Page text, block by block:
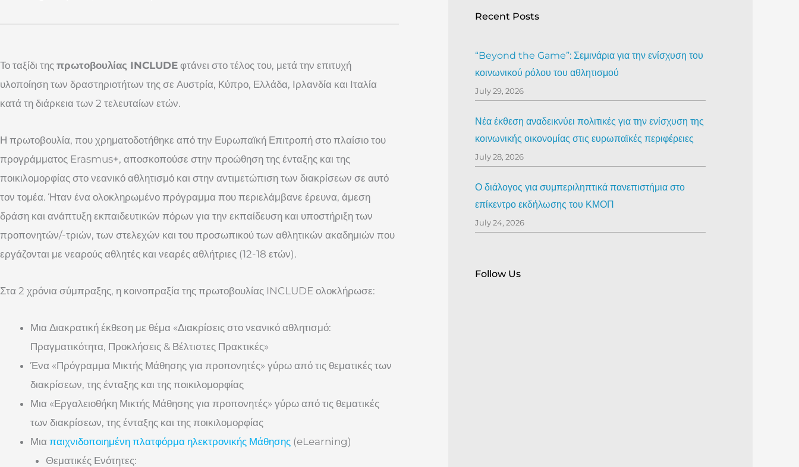
Το ταξίδι της πρωτοβουλίας INCLUDE φτάνει στο τέλος του, μετά την επιτυχή
υλοποίηση των δραστηριοτήτων της σε Αυστρία, Κύπρο, Ελλάδα, Ιρλανδία και Ιταλία
κατά τη διάρκεια των 2 τελευταίων ετών.
Η πρωτοβουλία, που χρηματοδοτήθηκε από την Ευρωπαϊκή Επιτροπή στο πλαίσιο του
προγράμματος Erasmus+, αποσκοπούσε στην προώθηση της ένταξης και της
ποικιλομορφίας στο νεανικό αθλητισμό και στην αντιμετώπιση των διακρίσεων σε αυτό
τον τομέα. Ήταν ένα ολοκληρωμένο πρόγραμμα που περιελάμβανε έρευνα, άμεση
δράση και ανάπτυξη εκπαιδευτικών πόρων για την εκπαίδευση και υποστήριξη των
προπονητών/-τριών, των στελεχών και του προσωπικού των αθλητικών ακαδημιών που
εργάζονται με νεαρούς αθλητές και νεαρές αθλήτριες (12-18 ετών).
Στα 2 χρόνια σύμπραξης, η κοινοπραξία της πρωτοβουλίας INCLUDE ολοκλήρωσε:
Μια Διακρατική έκθεση με θέμα «Διακρίσεις στο νεανικό αθλητισμό:
Πραγματικότητα, Προκλήσεις & Βέλτιστες Πρακτικές»
Ένα «Πρόγραμμα Μικτής Μάθησης για προπονητές» γύρω από τις θεματικές των
διακρίσεων, της ένταξης και της ποικιλομορφίας
Μια «Εργαλειοθήκη Μικτής Μάθησης για προπονητές» γύρω από τις θεματικές
των διακρίσεων, της ένταξης και της ποικιλομορφίας
Μια παιχνιδοποιημένη πλατφόρμα ηλεκτρονικής Μάθησης (eLearning)
Θεματικές Ενότητες:
Recent Posts
“Beyond the Game”: Σεμινάρια για την ενίσχυση του
κοινωνικού ρόλου του αθλητισμού
July 29, 2026
Νέα έκθεση αναδεικνύει πολιτικές για την ενίσχυση της
κοινωνικής οικονομίας στις ευρωπαϊκές περιφέρειες
July 28, 2026
Ο διάλογος για συμπεριληπτικά πανεπιστήμια στο
επίκεντρο εκδήλωσης του ΚΜΟΠ
July 24, 2026
Follow Us